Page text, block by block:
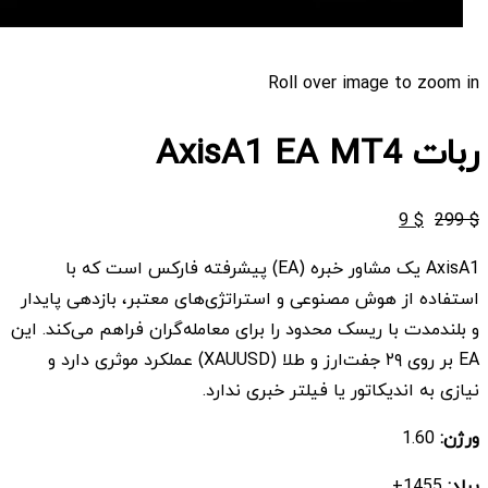
Roll over image to zoom in
ربات AxisA1 EA MT4
$
299
قیمت
$ 299
بود.
$
9 قیمت
$ 9
است.
AxisA1 یک مشاور خبره (EA) پیشرفته فارکس است که با
استفاده از هوش مصنوعی و استراتژی‌های معتبر، بازدهی پایدار
و بلندمدت با ریسک محدود را برای معامله‌گران فراهم می‌کند. این
EA بر روی ۲۹ جفت‌ارز و طلا (XAUUSD) عملکرد موثری دارد و
نیازی به اندیکاتور یا فیلتر خبری ندارد.
ورژن: